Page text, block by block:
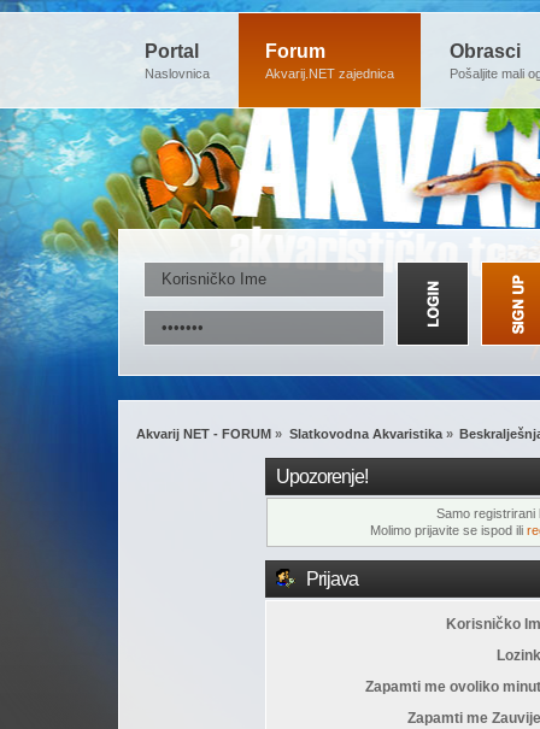
Portal
Naslovnica
Forum
Akvarij.NET zajednica
Obrasci
Pošaljite mali
Akvarij NET - FORUM » Slatkovodna Akvaristika»
Upozorenje!
Samo registrirani
Molimo prijavite se ispod ili
Prijava
Korisničko
Zapamti me ovoliko
Zapamti me